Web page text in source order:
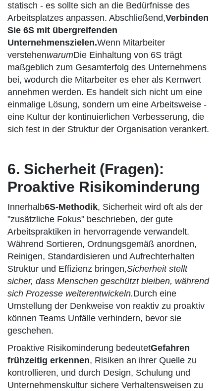
statisch - es sollte sich an die Bedürfnisse des
Arbeitsplatzes anpassen. Abschließend,Verbinden
Sie 6S mit übergreifenden
Unternehmenszielen.Wenn Mitarbeiter
verstehenwarumDie Einhaltung von 6S trägt
maßgeblich zum Gesamterfolg des Unternehmens
bei, wodurch die Mitarbeiter es eher als Kernwert
annehmen werden. Es handelt sich nicht um eine
einmalige Lösung, sondern um eine Arbeitsweise -
eine Kultur der kontinuierlichen Verbesserung, die
sich fest in der Struktur der Organisation verankert.
6. Sicherheit (Fragen):
Proaktive Risikominderung
Innerhalb6S-Methodik, Sicherheit wird oft als der
"zusätzliche Fokus" beschrieben, der gute
Arbeitspraktiken in hervorragende verwandelt.
Während Sortieren, Ordnungsgemäß anordnen,
Reinigen, Standardisieren und Aufrechterhalten
Struktur und Effizienz bringen,Sicherheit stellt
sicher, dass Menschen geschützt bleiben, während
sich Prozesse weiterentwickeln.Durch eine
Umstellung der Denkweise von reaktiv zu proaktiv
können Teams Unfälle verhindern, bevor sie
geschehen.
Proaktive Risikominderung bedeutetGefahren
frühzeitig erkennen, Risiken an ihrer Quelle zu
kontrollieren, und durch Design, Schulung und
Unternehmenskultur sichere Verhaltensweisen zu